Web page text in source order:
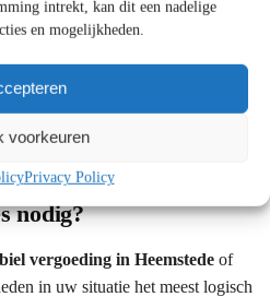
intrekt, kan dit een nadelige
en mogelijkheden.
voorkeuren
Privacy Policy
consulent
Centrum Indicatiestelling Zorg
informatie vindt u bij de
nodig?
vergoeding in Heemstede of
in uw situatie het meest logisch